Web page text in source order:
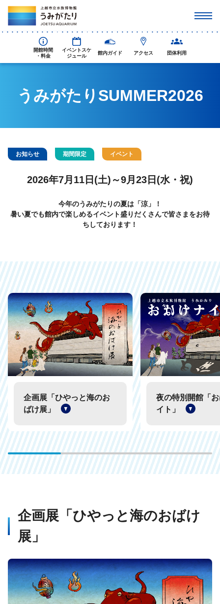
開館時間
・料金
イベントスケ
ジュール
館内ガイド アクセス 団体利用
うみがたりSUMMER2026
お知らせ 期間限定 イベント
2026年7月11日(土)～9月23日(水・祝)
今年のうみがたりの夏は「涼」！
暑い夏でも館内で楽しめるイベント盛りだくさんで皆さまをお待
ちしております！
企画展「ひやっと海のお
ばけ展」
夜の特別開館「
イト」
企画展「ひやっと海のおばけ
展」